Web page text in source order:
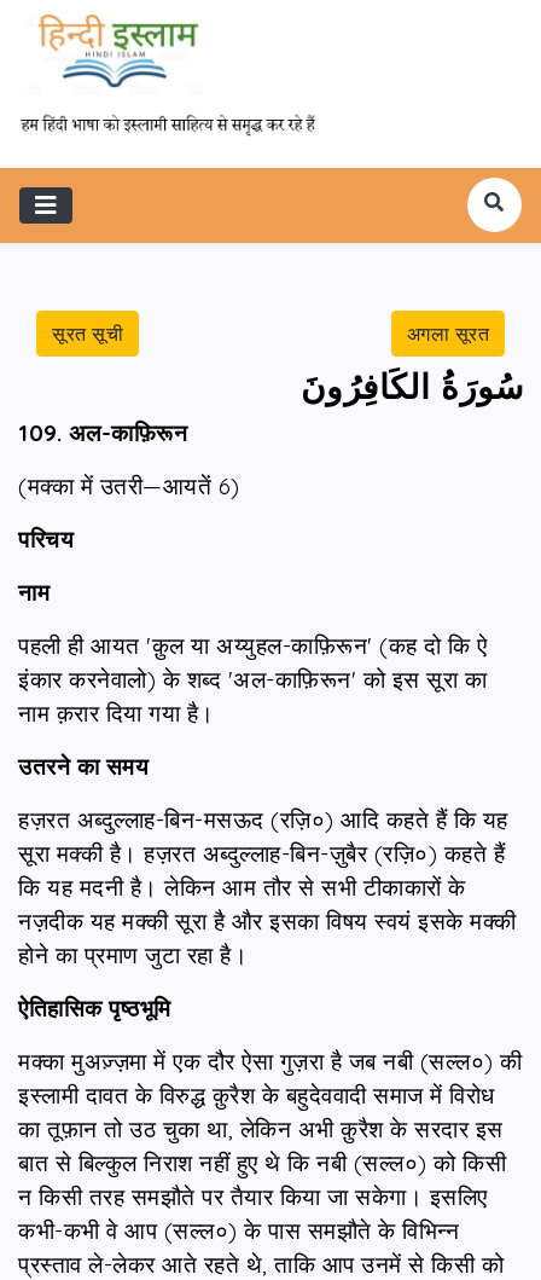
सूरत सूची अगला सूरत
سُورَةُ الكَافِرُونَ
109. अल-काफ़िरून
(मक्का में उतरी—आयतें 6)
परिचय
नाम
पहली ही आयत 'क़ुल या अय्युहल-काफ़िरून' (कह दो कि ऐ
इंकार करनेवालो) के शब्द 'अल-काफ़िरून' को इस सूरा का
नाम क़रार दिया गया है।
उतरने का समय
हज़रत अब्दुल्लाह-बिन-मसऊद (रज़ि०) आदि कहते हैं कि यह
सूरा मक्की है। हज़रत अब्दुल्लाह-बिन-ज़ुबैर (रज़ि०) कहते हैं
कि यह मदनी है। लेकिन आम तौर से सभी टीकाकारों के
नज़दीक यह मक्की सूरा है और इसका विषय स्वयं इसके मक्की
होने का प्रमाण जुटा रहा है।
ऐतिहासिक पृष्ठभूमि
मक्का मुअज़्ज़मा में एक दौर ऐसा गुज़रा है जब नबी (सल्ल०) की
इस्लामी दावत के विरुद्ध क़ुरैश के बहुदेववादी समाज में विरोध
का तूफ़ान तो उठ चुका था, लेकिन अभी क़ुरैश के सरदार इस
बात से बिल्कुल निराश नहीं हुए थे कि नबी (सल्ल०) को किसी
न किसी तरह समझौते पर तैयार किया जा सकेगा। इसलिए
कभी-कभी वे आप (सल्ल०) के पास समझौते के विभिन्न
प्रस्ताव ले-लेकर आते रहते थे, ताकि आप उनमें से किसी को